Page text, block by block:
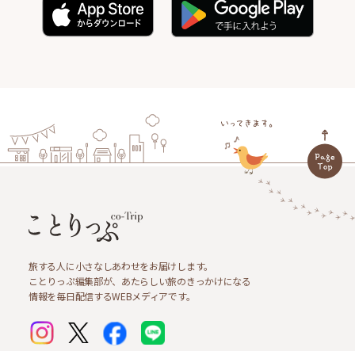
旅する人に小さなしあわせをお届けします。
ことりっぷ編集部が、あたらしい旅のきっかけになる
情報を毎日配信するWEBメディアです。